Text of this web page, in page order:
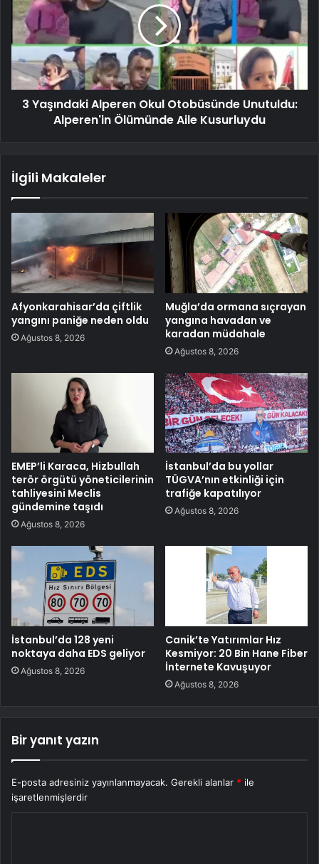
3 Yaşındaki Alperen Okul Otobüsünde Unutuldu:
Alperen'in Ölümünde Aile Kusurluydu
İlgili Makaleler
Afyonkarahisar’da çiftlik
yangını paniğe neden oldu
Ağustos 8, 2026
Muğla’da ormana sıçrayan
yangına havadan ve
karadan müdahale
Ağustos 8, 2026
EMEP’li Karaca, Hizbullah
terör örgütü yöneticilerinin
tahliyesini Meclis
gündemine taşıdı
Ağustos 8, 2026
İstanbul’da bu yollar
TÜGVA’nın etkinliği için
trafiğe kapatılıyor
Ağustos 8, 2026
İstanbul’da 128 yeni
noktaya daha EDS geliyor
Ağustos 8, 2026
Canik’te Yatırımlar Hız
Kesmiyor: 20 Bin Hane Fiber
İnternete Kavuşuyor
Ağustos 8, 2026
Bir yanıt yazın
E-posta adresiniz yayınlanmayacak. Gerekli alanlar * ile
işaretlenmişlerdir